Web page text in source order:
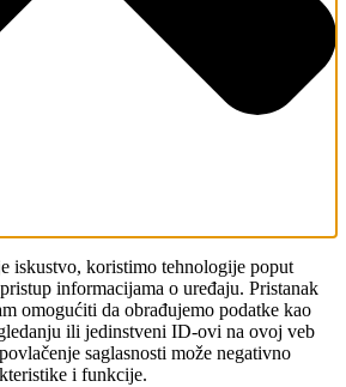
iskustvo, koristimo tehnologije poput
informacijama o uređaju. Pristanak
omogućiti da obrađujemo podatke kao
ili jedinstveni ID-ovi na ovoj veb
saglasnosti može negativno
i funkcije.